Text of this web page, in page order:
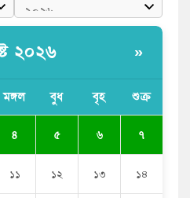
মাসের পর মাস: কুমিল্লার
ছাত্রী
২০২৬ »
মঙ্গল বুধ বৃহ শুক্র
৪ ৫ ৬ ৭
১১ ১২ ১৩ ১৪